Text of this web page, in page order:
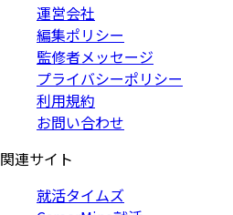
運営会社
編集ポリシー
監修者メッセージ
プライバシーポリシー
利用規約
お問い合わせ
関連サイト
就活タイムズ